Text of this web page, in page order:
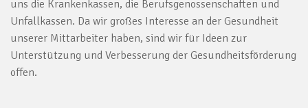
uns die Krankenkassen, die Berufsgenossenschaften und
Unfallkassen. Da wir großes Interesse an der Gesundheit
unserer Mittarbeiter haben, sind wir für Ideen zur
Unterstützung und Verbesserung der Gesundheitsförderung
offen.